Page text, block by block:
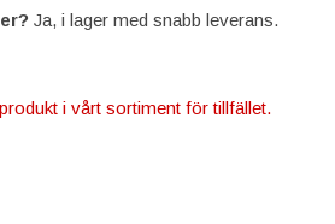
Ja, i lager med snabb leverans.
i vårt sortiment för tillfället.